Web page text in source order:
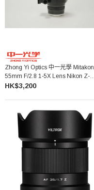
Zhong Yi Optics 中一光學 Mitakon
55mm F/2.8 1-5X Lens Nikon Z-
Mount 微距鏡頭
HK$3,200